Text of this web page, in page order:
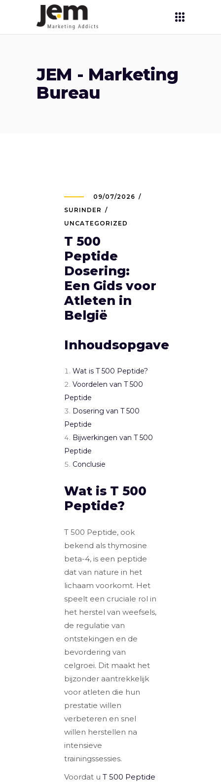
JEM - Marketing
Bureau
09/07/2026
SURINDER
UNCATEGORIZED
T 500
Peptide
Dosering:
Een Gids voor
Atleten in
België
Inhoudsopgave
Wat is T 500 Peptide?
Voordelen van T 500
Peptide
Dosering van T 500
Peptide
Bijwerkingen van T 500
Peptide
Conclusie
Wat is T 500
Peptide?
T 500 Peptide, ook
bekend als thymosine
beta-4, is een peptide
dat van nature in het
lichaam voorkomt. Het
speelt een cruciale rol in
het herstel van weefsels,
de regulatie van
ontstekingen en de
bevordering van
celgroei. Dit maakt het
bijzonder aantrekkelijk
voor atleten die hun
prestatie willen
verbeteren en snel
willen herstellen na
intensieve
trainingssessies.
Voordat u T 500 Peptide